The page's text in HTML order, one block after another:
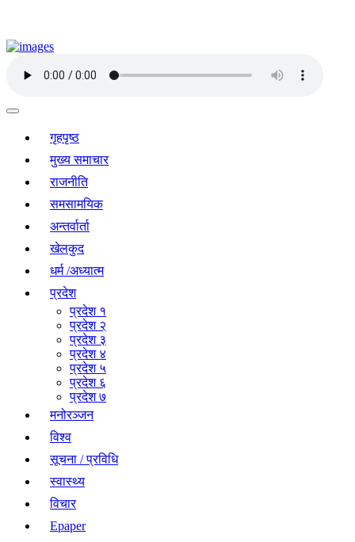
गृहपृष्ठ
मुख्य समाचार
राजनीति
समसामयिक
अन्तर्वार्ता
खेलकुद
धर्म /अध्यात्म
प्रदेश
प्रदेश १
प्रदेश २
प्रदेश ३
प्रदेश ४
प्रदेश ५
प्रदेश ६
प्रदेश ७
मनोरञ्जन
विश्व
सूचना / प्रविधि
स्वास्थ्य
विचार
Epaper